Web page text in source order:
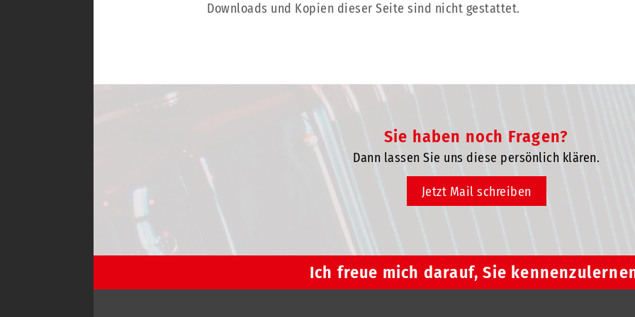
Downloads und Kopien dieser Seite sind nicht gestattet.
Sie haben noch Fragen?
Dann lassen Sie uns diese persönlich klären.
Jetzt Mail schreiben
Ich freue mich darauf, Sie